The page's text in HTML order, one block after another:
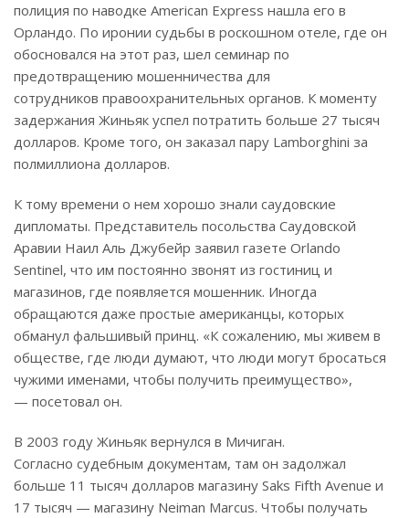
полиция по наводке American Express нашла его в
Орландо. По иронии судьбы в роскошном отеле, где он
обосновался на этот раз, шел семинар по
предотвращению мошенничества для
сотрудников правоохранительных органов. К моменту
задержания Жиньяк успел потратить больше 27 тысяч
долларов. Кроме того, он заказал пару Lamborghini за
полмиллиона долларов.
К тому времени о нем хорошо знали саудовские
дипломаты. Представитель посольства Саудовской
Аравии Наил Аль Джубейр заявил газете Orlando
Sentinel, что им постоянно звонят из гостиниц и
магазинов, где появляется мошенник. Иногда
обращаются даже простые американцы, которых
обманул фальшивый принц. «К сожалению, мы живем в
обществе, где люди думают, что люди могут бросаться
чужими именами, чтобы получить преимущество»,
— посетовал он.
В 2003 году Жиньяк вернулся в Мичиган.
Согласно судебным документам, там он задолжал
больше 11 тысяч долларов магазину Saks Fifth Avenue и
17 тысяч — магазину Neiman Marcus. Чтобы получать